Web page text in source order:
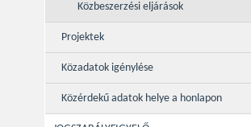
Közbeszerzési eljárások
Projektek
Közadatok igénylése
Közérdekű adatok helye a honlapon